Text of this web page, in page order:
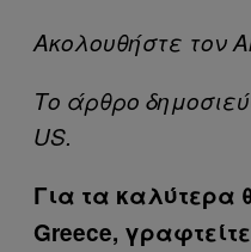
Ακολουθήστε τον
Το άρθρο
US.
Για τα καλύτερα
Greece,